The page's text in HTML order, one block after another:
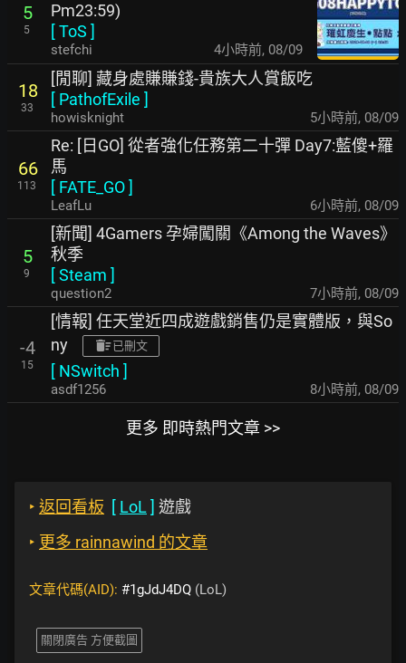
5
5
Pm23:59)
[ToS ]
stefchi 4小時前, 08/09
18
33
[閒聊] 藏身處賺賺錢-貴族大人賞飯吃
[ PathofExile ]
howisknight 5小時前, 08/09
66
113
Re: [日GO] 從者強化任務第二十彈 Day7:藍傻+羅
馬
[ FATE_GO]
LeafLu 6小時前, 08/09
5
9
[新聞] 4Gamers 孕婦闖關《Among the Waves》
秋季
[Steam ]
question2 7小時前, 08/09
-4
15
[情報] 任天堂近四成遊戲銷售仍是實體版，與So
ny
已刪文
[ NSwitch ]
asdf1256 8小時前, 08/09
更多 即時熱門文章 >>
‣ 返回看板 [ LoL ] 遊戲
‣ 更多 rainnawind 的文章
文章代碼(AID): #1gJdJ4DQ (LoL)
關閉廣告 方便截圖